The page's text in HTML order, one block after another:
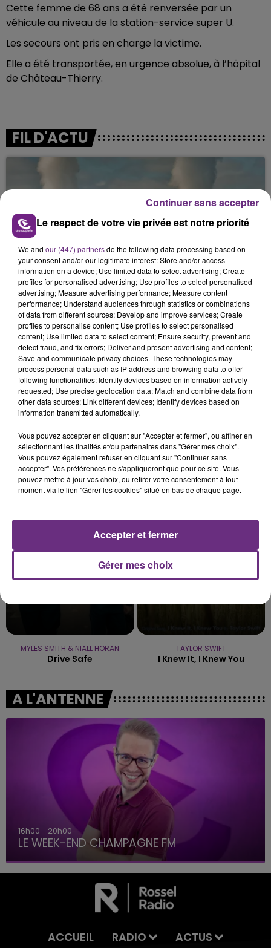
Cette femme de 68 ans a été renversée par un
véhicule au niveau de la station-service super U.
Les secours ont pris en charge la victime.
Elle a été transportée, en urgence absolue, à l’hôpital
de Château-Thierry.
FIL D'ACTU
7 août 2026
LA CENTRALE NUCLÉAIRE DE CHOOZ
TOUJOURS À L'ARRÊT
Cela fait déjà une semaine que la centrale
nucléaire ardennaise est à l'arrêt. Une situation
justifiée par la sécheresse intense qui est toujours
présente.
7 août 2026
LE MAGASIN JOUÉCLUB DE REIMS FERME
SES PORTES
C'était l'une des institutions du centre-ville
rémois. Le magasin JouéClub est contraint de
fermer ses portes.
TITRES DIFFUSÉS
MYLES SMITH & NIALL HORAN
Drive Safe
TAYLOR SWIFT
I Knew It, I Knew You
A L'ANTENNE
16h00 - 20h00
LE WEEK-END CHAMPAGNE FM
ACCUEIL RADIO ACTUS
Le respect de votre vie privée est notre priorité
We and our (447) partnersdo the following data processing based on
your consent and/or our legitimate interest: Store and/or access
information on a device; Use limited data to select advertising; Create
profiles for personalised advertising; Use profiles to select personalised
advertising; Measure advertising performance; Measure content
performance; Understand audiences through statistics or combinations
of data from different sources; Develop and improve services; Create
profiles to personalise content; Use profiles to select personalised
content; Use limited data to select content; Ensure security, prevent and
detect fraud, and fix errors; Deliver and present advertising and content;
Save and communicate privacy choices. These technologies may
process personal data such as IP address and browsing data to offer
following functionalities: Identify devices based on information actively
requested; Use precise geolocation data; Match and combine data from
other data sources; Link different devices; Identify devices based on
information transmitted automatically.
Vous pouvez accepter en cliquant sur "Accepter et fermer", ou affiner en
sélectionnant les finalités et/ou partenaires dans "Gérer mes choix".
Vous pouvez également refuser en cliquant sur "Continuer sans
accepter". Vos préférences ne s'appliqueront que pour ce site. Vous
pouvez mettre à jour vos choix, ou retirer votre consentement à tout
moment via le lien "Gérer les cookies" situé en bas de chaque page.
Gérer mes choix
Accepter et fermer
Continuer sans accepter